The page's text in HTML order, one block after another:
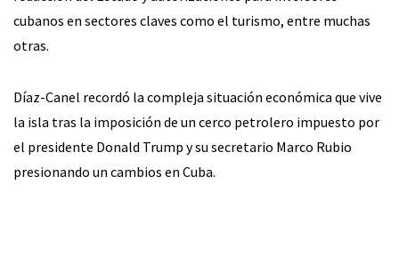
cubanos en sectores claves como el turismo, entre muchas
otras.
Díaz-Canel recordó la compleja situación económica que vive
la isla tras la imposición de un cerco petrolero impuesto por
el presidente Donald Trump y su secretario Marco Rubio
presionando un cambios en Cuba.